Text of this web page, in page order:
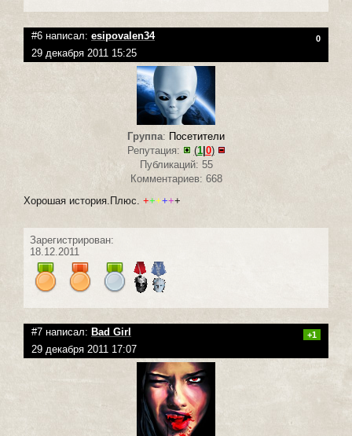
#6 написал: esipovalen34 0
29 декабря 2011 15:25
Группа: Посетители
Репутация:
(1| 0)
Публикаций: 55
Комментариев: 668
Хорошая история.Плюс. ++++++
Зарегистрирован:
18.12.2011
#7 написал: Bad Girl +1
29 декабря 2011 17:07